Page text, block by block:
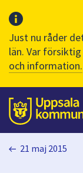
Just nu råder
län. Var
och information.
Till sidans
huvudinnehåll
21 maj 2015